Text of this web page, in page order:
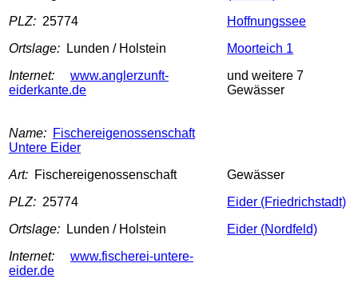
PLZ: 25774
Ortslage:
Lunden / Holstein
Internet:
www.anglerzunft-
eiderkante.de
Hoffnungssee
Moorteich 1
und weitere 7
Gewässer
Name: Fischereigenossenschaft
Untere Eider
Art: Fischereigenossenschaft
PLZ: 25774
Ortslage:
Lunden / Holstein
Internet:
www.fischerei-untere-
eider.de
Gewässer
Eider (Friedrichstadt)
Eider (Nordfeld)